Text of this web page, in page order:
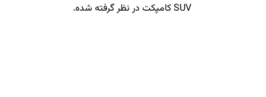
SUV کامپکت در نظر گرفته شده.